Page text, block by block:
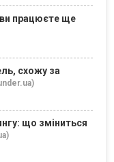
працюєте ще
схожу за
що зміниться